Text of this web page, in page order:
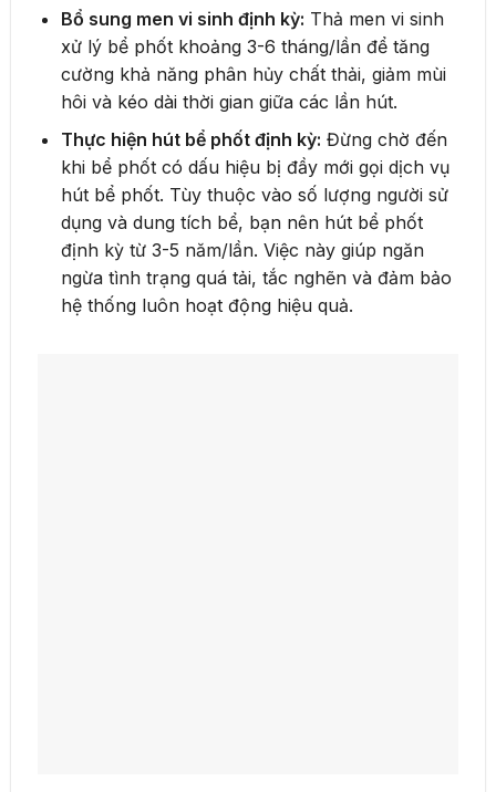
Bổ sung men vi sinh định kỳ: Thả men vi sinh
xử lý bể phốt khoảng 3-6 tháng/lần để tăng
cường khả năng phân hủy chất thải, giảm mùi
hôi và kéo dài thời gian giữa các lần hút.
Thực hiện hút bể phốt định kỳ: Đừng chờ đến
khi bể phốt có dấu hiệu bị đầy mới gọi dịch vụ
hút bể phốt. Tùy thuộc vào số lượng người sử
dụng và dung tích bể, bạn nên hút bể phốt
định kỳ từ 3-5 năm/lần. Việc này giúp ngăn
ngừa tình trạng quá tải, tắc nghẽn và đảm bảo
hệ thống luôn hoạt động hiệu quả.